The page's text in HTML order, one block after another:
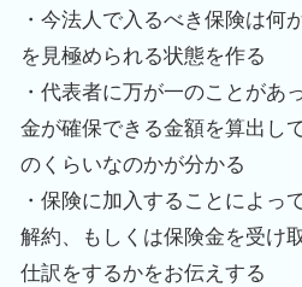
・今法人で入るべき保険は何
を見極められる状態を作る
・代表者に万が一のことがあ
金が確保できる金額を算出し
のくらいなのかが分かる
・保険に加入することによっ
解約、もしくは保険金を受け
仕訳をするかをお伝えする